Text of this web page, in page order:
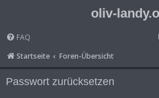
oliv-
FAQ
Startseite
Foren-Übersicht
Passwort zurücksetzen